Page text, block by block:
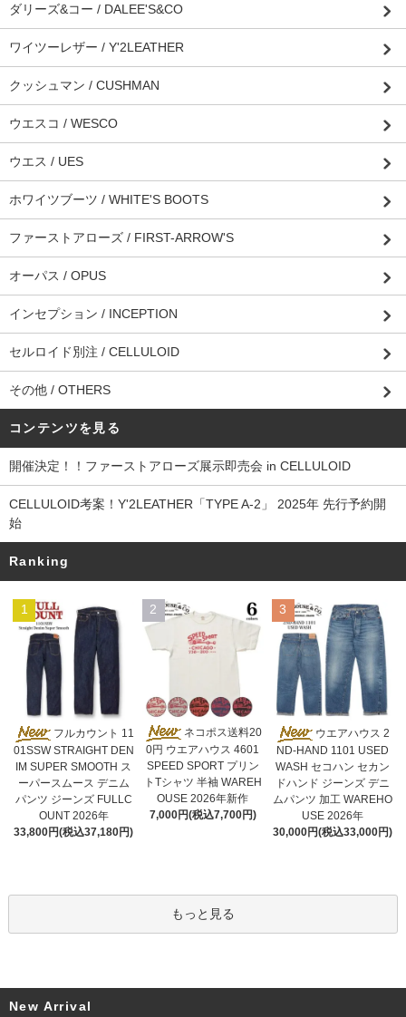
ダリーズ&コー / DALEE'S&CO
ワイツーレザー / Y'2LEATHER
クッシュマン / CUSHMAN
ウエスコ / WESCO
ウエス / UES
ホワイツブーツ / WHITE'S BOOTS
ファーストアローズ / FIRST-ARROW'S
オーパス / OPUS
インセプション / INCEPTION
セルロイド別注 / CELLULOID
その他 / OTHERS
コンテンツを見る
開催決定！！ファーストアローズ展示即売会 in CELLULOID
CELLULOID考案！Y'2LEATHER「TYPE A-2」 2025年 先行予約開
始
Ranking
1
フルカウント 11
01SSW STRAIGHT DEN
IM SUPER SMOOTH ス
ーパースムース デニム
パンツ ジーンズ FULLC
OUNT 2026年
33,800円(税込37,180円)
2
ネコポス送料20
0円 ウエアハウス 4601
SPEED SPORT プリン
トTシャツ 半袖 WAREH
OUSE 2026年新作
7,000円(税込7,700円)
3
ウエアハウス 2
ND-HAND 1101 USED
WASH セコハン セカン
ドハンド ジーンズ デニ
ムパンツ 加工 WAREHO
USE 2026年
30,000円(税込33,000円)
もっと見る
New Arrival